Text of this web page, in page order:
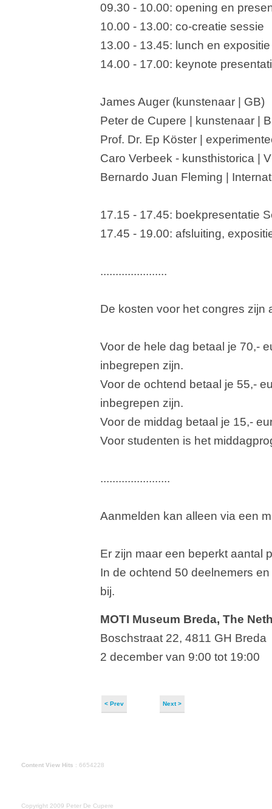
09.30 - 10.00: opening en
10.00 - 13.00: co-creatie sessie
13.00 - 13.45: lunch en expositie
14.00 - 17.00: keynote
James Auger (kunstenaar | GB)
Peter de Cupere | kunstenaar | B
Prof. Dr. Ep Köster |
Caro Verbeek - kunsthistorica |
Bernardo Juan Fleming |
17.15 - 17.45: boekpresentatie
17.45 - 19.00: afsluiting,
......................
De kosten voor het congres zijn
Voor de hele dag betaal je 70,-
inbegrepen zijn.
Voor de ochtend betaal je 55,-
inbegrepen zijn.
Voor de middag betaal je 15,-
Voor studenten is het
.......................
Aanmelden kan alleen via een
Er zijn maar een beperkt aantal
In de ochtend 50 deelnemers
bij.
MOTI Museum Breda, The
Boschstraat 22, 4811 GH Breda
2 december van 9:00 tot 19:00
< Prev Next >
Content View Hits : 6654228
Copyright 2009 Peter De Cupere